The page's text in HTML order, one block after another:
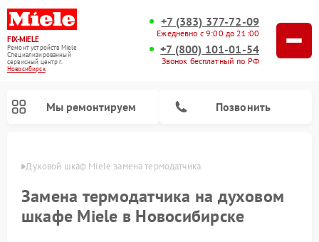
FIX-MIELE
Ремонт устройств Miele
Специализированный
cервисный центр г.
Новосибирск
+7 (383) 377-72-09
Ежедневно с 9:00 до 21:00
+7 (800) 101-01-54
Звонок бесплатный по РФ
Мы ремонтируем Позвонить
Духовой шкаф Miele замена термодатчика
Замена термодатчика на духовом
шкафе Miele в Новосибирске